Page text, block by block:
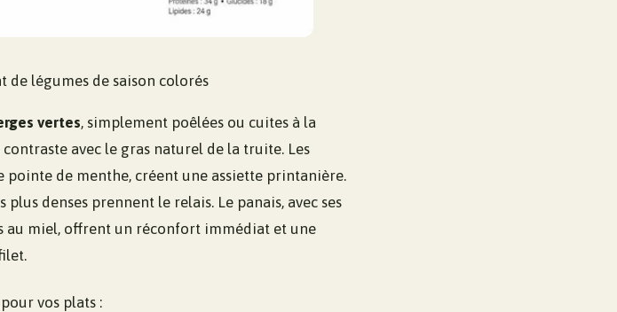
de légumes de saison colorés
vertes, simplement poêlées ou cuites à la
avec le gras naturel de la truite. Les
pointe de menthe, créent une assiette printanière.
denses prennent le relais. Le panais, avec ses
au miel, offrent un réconfort immédiat et une
vos plats :